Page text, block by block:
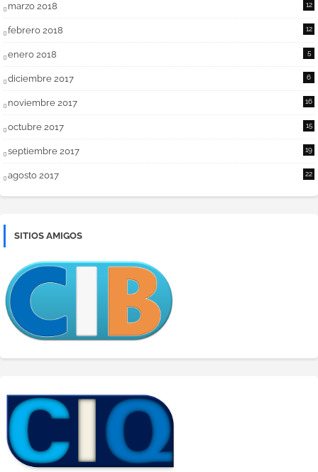
marzo 2018 12
febrero 2018 12
enero 2018 5
diciembre 2017 6
noviembre 2017 16
octubre 2017 15
septiembre 2017 19
agosto 2017 22
SITIOS AMIGOS